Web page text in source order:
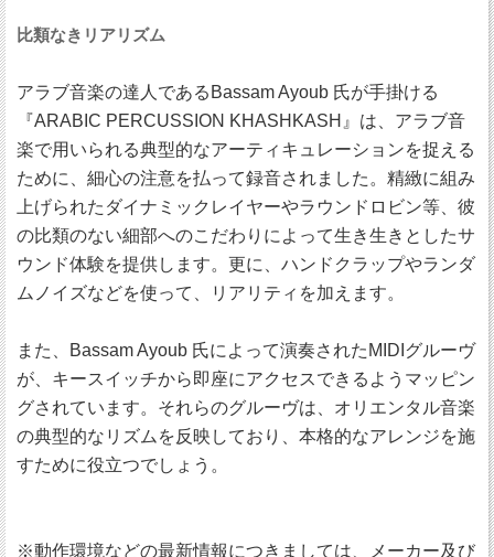
比類なきリアリズム
アラブ音楽の達人であるBassam Ayoub 氏が手掛ける
『ARABIC PERCUSSION KHASHKASH』は、アラブ音
楽で用いられる典型的なアーティキュレーションを捉える
ために、細心の注意を払って録音されました。精緻に組み
上げられたダイナミックレイヤーやラウンドロビン等、彼
の比類のない細部へのこだわりによって生き生きとしたサ
ウンド体験を提供します。更に、ハンドクラップやランダ
ムノイズなどを使って、リアリティを加えます。
また、Bassam Ayoub 氏によって演奏されたMIDIグルーヴ
が、キースイッチから即座にアクセスできるようマッピン
グされています。それらのグルーヴは、オリエンタル音楽
の典型的なリズムを反映しており、本格的なアレンジを施
すために役立つでしょう。
※動作環境などの最新情報につきましては、メーカー及び